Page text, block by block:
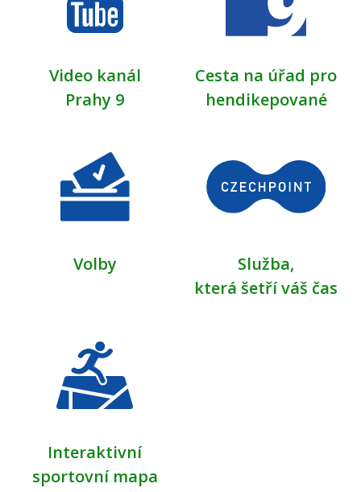
Video kanál
Prahy 9
Cesta na úřad pro
hendikepované
Volby
Služba,
která šetří váš čas
Interaktivní
sportovní mapa